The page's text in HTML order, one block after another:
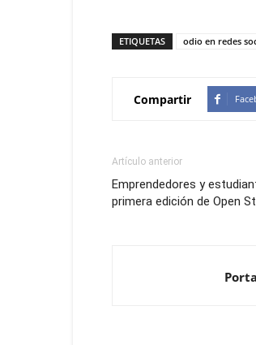
ETIQUETAS odio en redes
Compartir
Artículo anterior
Emprendedores y
primera edición de Open